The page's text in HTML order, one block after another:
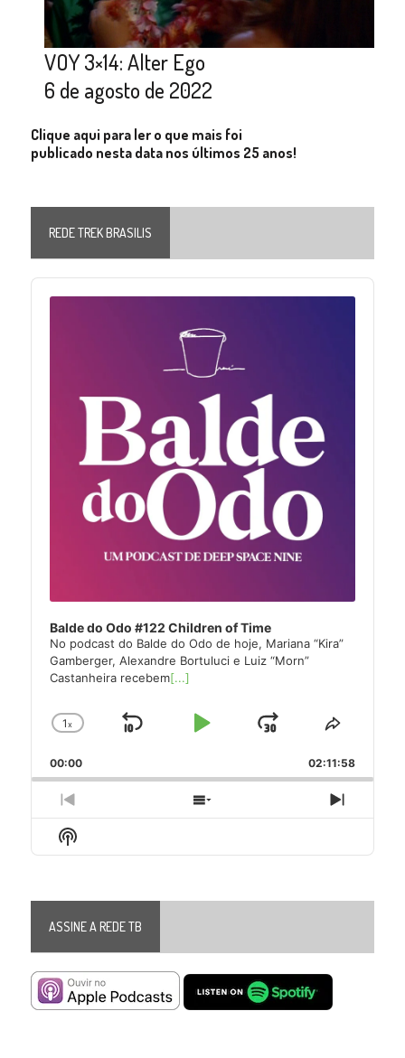
VOY 3×14: Alter Ego
6 de agosto de 2022
Clique aqui para ler o que mais foi
publicado nesta data nos últimos 25 anos!
REDE TREK BRASILIS
Audio
Player
Balde do Odo #122 Children of Time
No podcast do Balde do Odo de hoje, Mariana “Kira”
Gamberger, Alexandre Bortuluci e Luiz “Morn”
Castanheira recebem[...]
Change
Rate
1x
Skip
Play
Jump
Forward
Share
Episode
00:00 02:11:58
Previous
Episode
Show
Next
Show
Podcast
ASSINE A REDE TB